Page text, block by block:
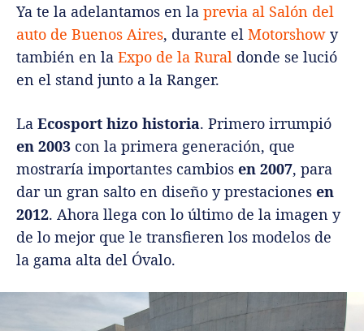
Ya te la adelantamos en la previa al Salón del
auto de Buenos Aires, durante el Motorshow y
también en la Expo de la Rural donde se lució
en el stand junto a la Ranger.
La Ecosport hizo historia. Primero irrumpió
en 2003 con la primera generación, que
mostraría importantes cambios en 2007, para
dar un gran salto en diseño y prestaciones en
2012. Ahora llega con lo último de la imagen y
de lo mejor que le transfieren los modelos de
la gama alta del Óvalo.